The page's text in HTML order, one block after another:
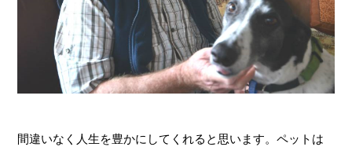
間違いなく人生を豊かにしてくれると思います。ペットは